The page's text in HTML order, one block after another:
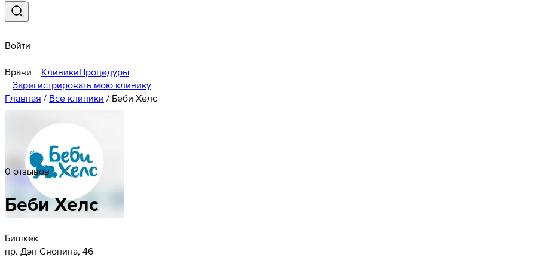
Войти
Врачи КлиникиПроцедуры
Зарегистрировать мою клинику
Главная / Все клиники / Беби Хелс
0 отзывов
Беби Хелс
Бишкек
пр. Дэн Сяопина, 46